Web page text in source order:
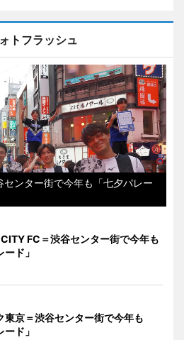
トフラッシュ
センター街で今年も「七夕パレー
FC＝渋谷センター街で今年も
ード」
東京＝渋谷センター街で今年も
ード」